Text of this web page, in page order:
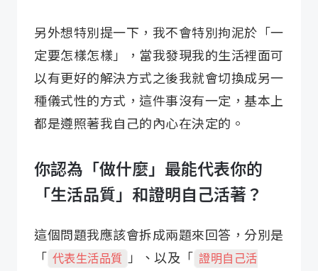
另外想特別提一下，我不會特別拘泥於「一
定要怎樣怎樣」，當我發現我的生活裡面可
以有更好的解決方式之後我就會切換成另一
種儀式性的方式，這件事沒有一定，基本上
都是遵照著我自己的內心在決定的。
你認為「做什麼」最能代表你的
「生活品質」和證明自己活著？
這個問題我應該會拆成兩題來回答，分別是
「 代表生活品質 」、以及「 證明自己活